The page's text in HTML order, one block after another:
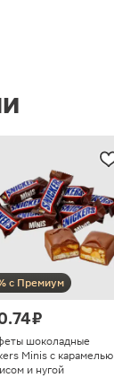
с Премиум
₽
шоколадные
Minis с карамелью
и нугой